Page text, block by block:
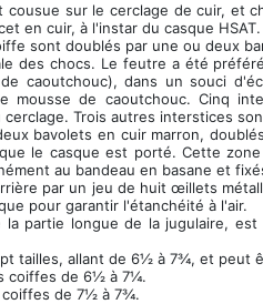
sur le cerclage de cuir, et
en cuir, à l'instar du casque
sont doublés par une ou deux
des chocs. Le feutre a été
caoutchouc), dans un souci
mousse de caoutchouc. Cinq
Trois autres interstices
bavolets en cuir marron,
le casque est porté. Cette
au bandeau en basane et
par un jeu de huit œillets
pour garantir l'étanchéité à l'air.
la partie longue de la jugulaire,
tailles, allant de 6½ à 7¾, et peut
coiffes de 6½ à 7¼.
coiffes de 7½ à 7¾.